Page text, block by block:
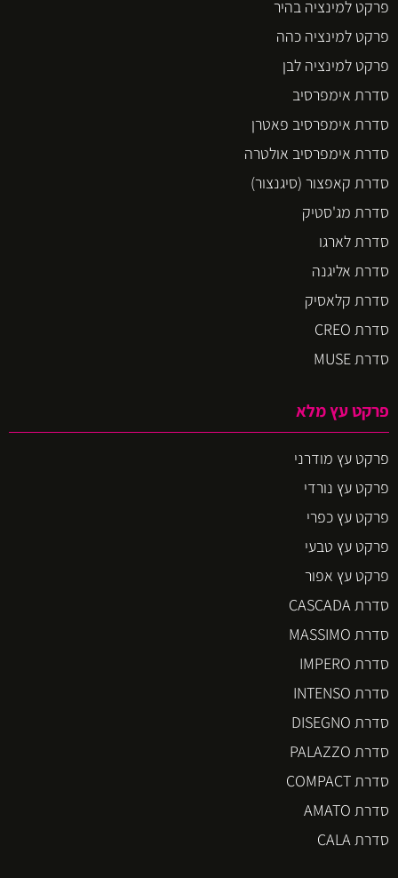
פרקט למינציה בהיר
פרקט למינציה כהה
פרקט למינציה לבן
סדרת אימפרסיב
סדרת אימפרסיב פאטרן
סדרת אימפרסיב אולטרה
סדרת קאפצור (סיגנצור)
סדרת מג'סטיק
סדרת לארגו
סדרת אליגנה
סדרת קלאסיק
סדרת CREO
סדרת MUSE
פרקט עץ מלא
פרקט עץ מודרני
פרקט עץ נורדי
פרקט עץ כפרי
פרקט עץ טבעי
פרקט עץ אפור
סדרת CASCADA
סדרת MASSIMO
סדרת IMPERO
סדרת INTENSO
סדרת DISEGNO
סדרת PALAZZO
סדרת COMPACT
סדרת AMATO
סדרת CALA